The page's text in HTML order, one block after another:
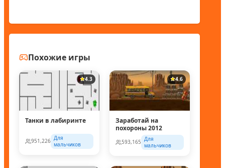
Похожие игры
4.3
Танки в лабиринте
951,226 Для
мальчиков
4.6
Заработай на
похороны 2012
593,165 Для
мальчиков